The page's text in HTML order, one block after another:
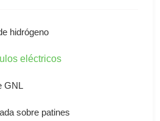
hidrógeno
eléctricos
GNL
sobre patines